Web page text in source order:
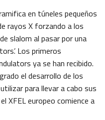
en túneles pequeños
rayos X forzando a los
slalom al pasar por una
Los primeros
ya se han recibido.
el desarrollo de los
para llevar a cabo sus
XFEL europeo comience a